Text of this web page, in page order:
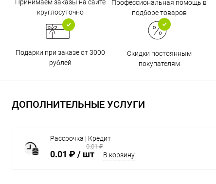
Принимаем заказы на сайте
круглосуточно
Профессиональная помощь в
подборе товаров
Подарки при заказе от 3000
рублей
Скидки постоянным
покупателям
ДОПОЛНИТЕЛЬНЫЕ УСЛУГИ
Рассрочка | Кредит
0.01 ₽ / шт
0.01 ₽
В корзину